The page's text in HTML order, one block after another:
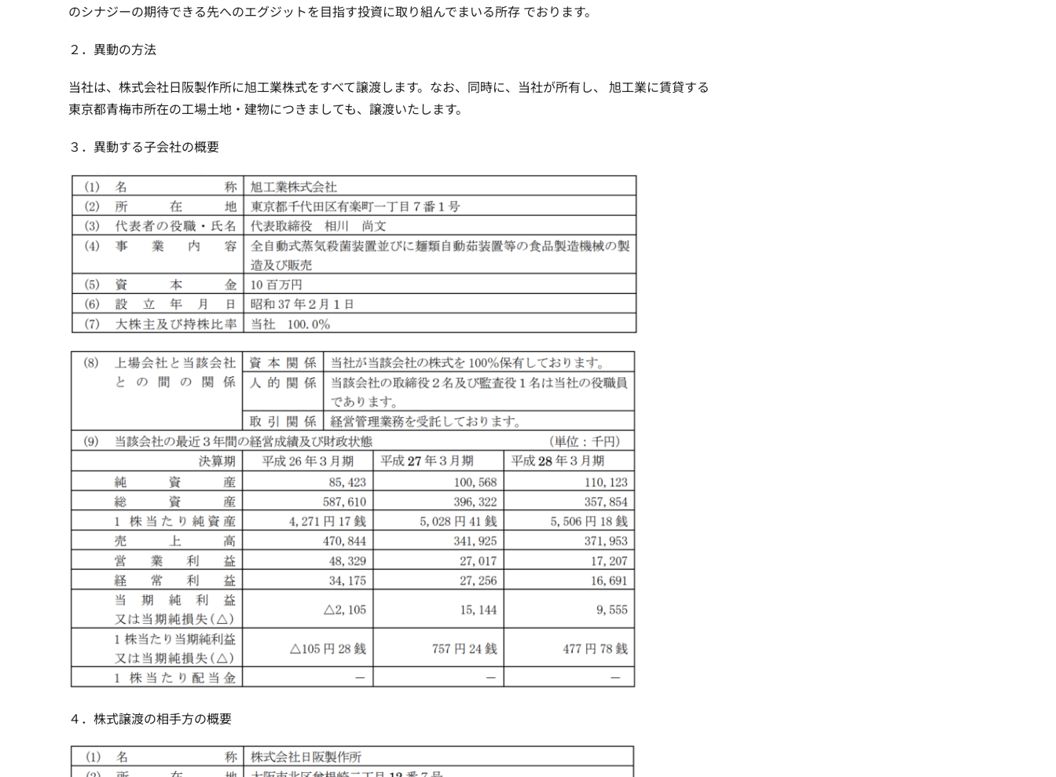
のシナジーの期待できる先へのエグジットを目指す投資に取り組んでまいる所存 でおります。
２．異動の方法
当社は、株式会社日阪製作所に旭工業株式をすべて譲渡します。なお、同時に、当社が所有し、 旭工業に賃貸する
東京都青梅市所在の工場土地・建物につきましても、譲渡いたします。
３．異動する子会社の概要
４．株式譲渡の相手方の概要